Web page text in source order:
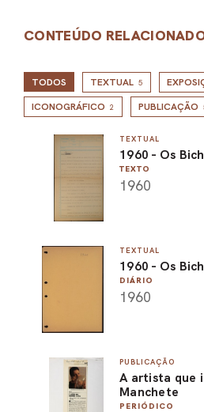
CONTEÚDO
TODOS TEXTUAL 5
ICONOGRÁFICO 2 PUBLICAÇÃO
TEXTUAL
1960 - Os
TEXTO
1960
TEXTUAL
1960 - Os
DIÁRIO
1960
PUBLICAÇÃO
A artista que
Manchete
PERIÓDICO